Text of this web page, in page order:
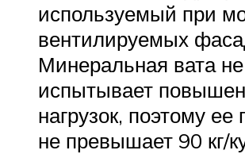
используемый при
вентилируемых
Минеральная вата не
испытывает
нагрузок, поэтому ее
не превышает 90 кг/